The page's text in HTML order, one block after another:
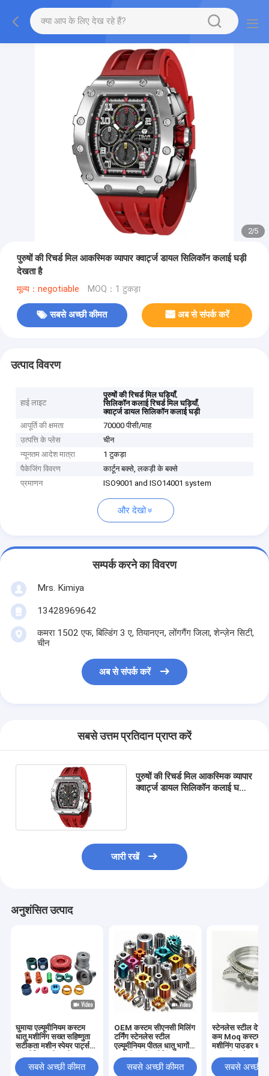
2/5
पुरुषों की रिचर्ड मिल आकस्मिक व्यापार क्वार्ट्ज डायल सिलिकॉन कलाई घड़ी
देखता है
मूल्य：negotiable MOQ：1 टुकड़ा
सबसे अच्छी कीमत अब से संपर्क करें
उत्पाद विवरण
हाई लाइट
पुरुषों की रिचर्ड मिल घड़ियाँ,
सिलिकॉन कलाई रिचर्ड मिल घड़ियाँ,
क्वार्ट्ज डायल सिलिकॉन कलाई घड़ी
आपूर्ति की क्षमता
70000 पीसी/माह
उत्पत्ति के प्लेस
चीन
न्यूनतम आदेश मात्रा
1 टुकड़ा
पैकेजिंग विवरण
कार्टून बक्से, लकड़ी के बक्से
प्रमाणन
ISO9001 and ISO14001 system
और देखो
सम्पर्क करने का विवरण
Mrs. Kimiya
13428969642
कमरा 1502 एफ, बिल्डिंग 3 ए, तियानएन, लोंगगैंग जिला, शेन्ज़ेन सिटी,
चीन
अब से संपर्क करें
सबसे उत्तम प्रतिदान प्राप्त करें
पुरुषों की रिचर्ड मिल आकस्मिक व्यापार
क्वार्ट्ज डायल सिलिकॉन कलाई घड़ी
जारी रखें
अनुशंसित उत्पाद
घुमाया एल्यूमीनियम कस्टम
धातु मशीनिंग सख्त सहिष्णुता
सटीकता मशीन स्पेयर पार्ट्स
फैब्रिकेटेड और Anodizi
सबसे अच्छी कीमत
OEM कस्टम सीएनसी मिलिंग
टर्निंग स्टेनलेस स्टील
एल्यूमीनियम पीतल धातु भागों 5
सबसे अच्छी कीमत
स्टेनलेस स्टील देखने
कम Moq कस्टम
मशीनिंग पाउडर धातु
सबसे अच्छी